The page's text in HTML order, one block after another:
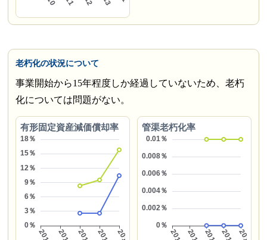
老朽化の状況について
事業開始から15年程度しか経過していないため、老朽
化については問題がない。
有形固定資産減価償却率 管渠老朽化率